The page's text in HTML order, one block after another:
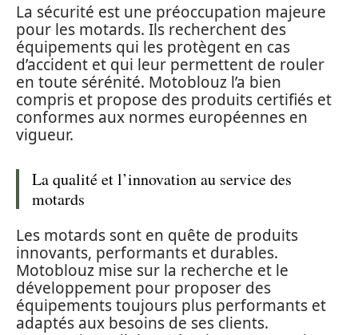
La sécurité est une préoccupation majeure
pour les motards. Ils recherchent des
équipements qui les protègent en cas
d’accident et qui leur permettent de rouler
en toute sérénité. Motoblouz l’a bien
compris et propose des produits certifiés et
conformes aux normes européennes en
vigueur.
La qualité et l’innovation au service des
motards
Les motards sont en quête de produits
innovants, performants et durables.
Motoblouz mise sur la recherche et le
développement pour proposer des
équipements toujours plus performants et
adaptés aux besoins de ses clients.